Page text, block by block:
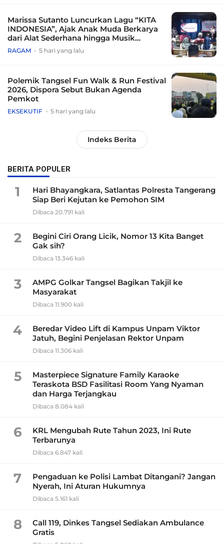
Marissa Sutanto Luncurkan Lagu “KITA
INDONESIA”, Ajak Anak Muda Berkarya
dari Alat Sederhana hingga Musik
Tradisional
RAGAM 5 hari yang lalu
Polemik Tangsel Fun Walk & Run Festival
2026, Dispora Sebut Bukan Agenda
Pemkot
EKSEKUTIF 5 hari yang lalu
Indeks Berita
BERITA POPULER
1
Hari Bhayangkara, Satlantas Polresta Tangerang
Siap Beri Kejutan ke Pemohon SIM
Dibaca 20.791 kali
2
Begini Ciri Orang Licik, Nomor 13 Kita Banget
Gak sih?
Dibaca 13.346 kali
3
AMPG Golkar Tangsel Bagikan Takjil ke
Masyarakat
Dibaca 11.900 kali
4
Beredar Video Lift di Kampus Unpam Viktor
Jatuh, Begini Penjelasan Rektor Unpam
Dibaca 11.306 kali
5
Masterpiece Signature Family Karaoke
Teraskota BSD Fasilitasi Room Yang Nyaman
dan Harga Terjangkau
Dibaca 8.084 kali
6
KRL Mengubah Rute Tahun 2023, Ini Rute
Terbarunya
Dibaca 6.847 kali
7
Pengaduan ke Polisi Lambat Ditangani? Jangan
Nyerah, Ini Aturan Hukumnya
Dibaca 5.161 kali
8
Call 119, Dinkes Tangsel Sediakan Ambulance
Gratis